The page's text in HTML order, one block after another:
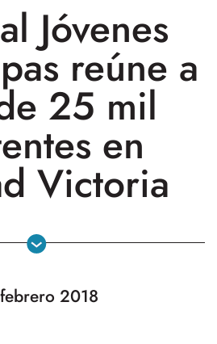
Jóvenes
reúne a
25 mil
en
Victoria
2018